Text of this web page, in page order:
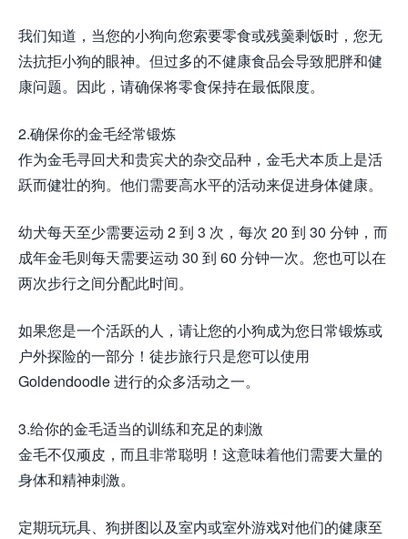
我们知道，当您的小狗向您索要零食或残羹剩饭时，您无
法抗拒小狗的眼神。但过多的不健康食品会导致肥胖和健
康问题。因此，请确保将零食保持在最低限度。
2.确保你的金毛经常锻炼
作为金毛寻回犬和贵宾犬的杂交品种，金毛犬本质上是活
跃而健壮的狗。他们需要高水平的活动来促进身体健康。
幼犬每天至少需要运动 2 到 3 次，每次 20 到 30 分钟，而
成年金毛则每天需要运动 30 到 60 分钟一次。您也可以在
两次步行之间分配此时间。
如果您是一个活跃的人，请让您的小狗成为您日常锻炼或
户外探险的一部分！徒步旅行只是您可以使用
Goldendoodle 进行的众多活动之一。
3.给你的金毛适当的训练和充足的刺激
金毛不仅顽皮，而且非常聪明！这意味着他们需要大量的
身体和精神刺激。
定期玩玩具、狗拼图以及室内或室外游戏对他们的健康至